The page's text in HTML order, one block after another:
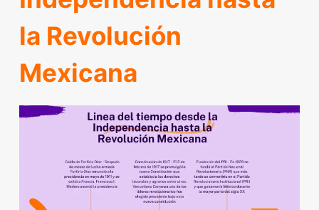
la Revolución
Mexicana